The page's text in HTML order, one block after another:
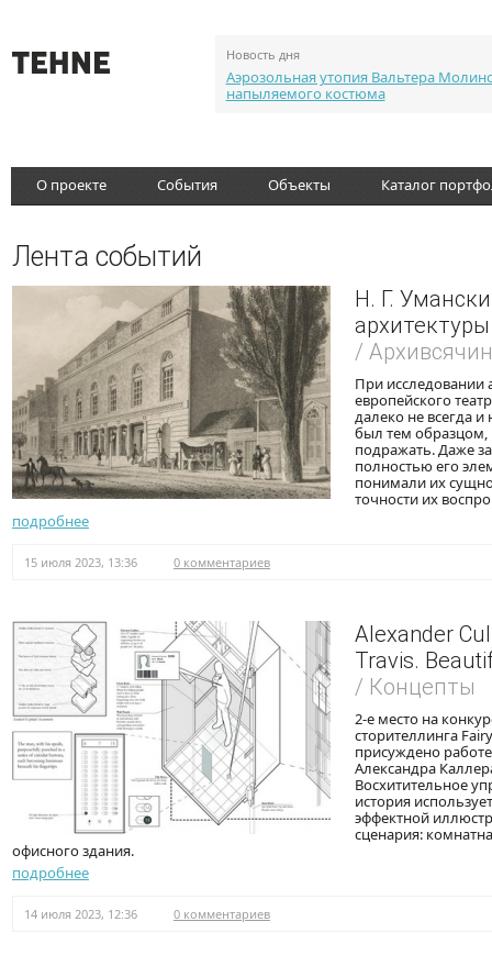
Новость дня
Аэрозольная утопия Вальтера
напыляемого костюма
О проекте События Объекты Каталог
Лента событий
Н. Г.
/
При исследовании
европейского
далеко не всегда и
был тем образцом,
подражать. Даже
полностью его
понимали их
точности их
подробнее
15 июля 2023, 13:36 0 комментариев
Alexander
Travis.
/ Концепты
2-е место на
сторителлинга
присуждено
Александра
Восхитительное
история
эффектной
сценария:
офисного здания.
подробнее
14 июля 2023, 12:36 0 комментариев